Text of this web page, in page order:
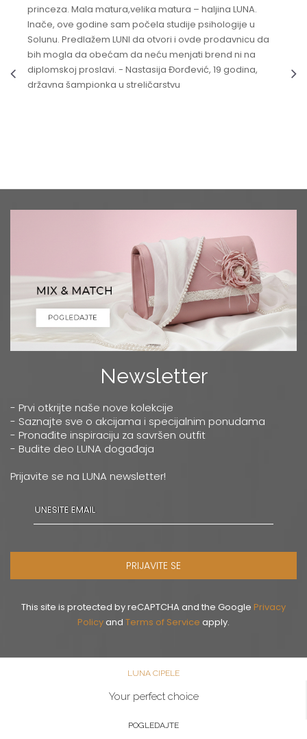
princeza. Mala matura,velika matura – haljina LUNA.
Inače, ove godine sam počela studije psihologije u
Solunu. Predlažem LUNI da otvori i ovde prodavnicu da
bih mogla da obećam da neću menjati brend ni na
diplomskoj proslavi. - Nastasija Đorđević, 19 godina,
državna šampionka u streličarstvu
Newsletter
- Prvi otkrijte naše nove kolekcije
- Saznajte sve o akcijama i specijalnim ponudama
- Pronađite inspiraciju za savršen outfit
- Budite deo LUNA događaja
Prijavite se na LUNA newsletter!
PRIJAVITE SE
This site is protected by reCAPTCHA and the Google Privacy
Policyand Terms of Service apply.
LUNA CIPELE
Your perfect choice
POGLEDAJTE